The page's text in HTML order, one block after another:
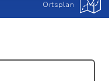
Ortsplan